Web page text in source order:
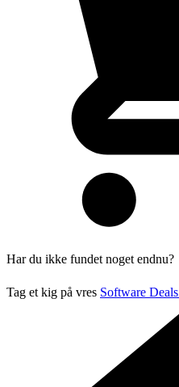
Har du ikke fundet noget endnu?
Tag et kig på vres Software Deals